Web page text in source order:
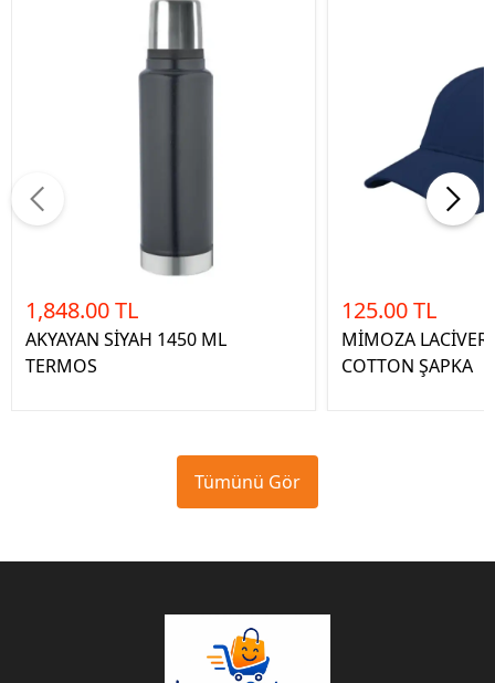
1,848.00 TL
AKYAYAN SİYAH 1450 ML
TERMOS
125.00 TL
MİMOZA
COTTON ŞAPKA
Tümünü Gör